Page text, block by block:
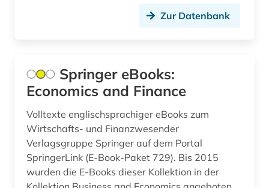
audio recordings (1)
audioführung (1)
audiovisuelle medien (2)
audiovisuelles material (4)
audiovisuelles medium (1)
Zur Datenbank
Springer eBooks:
Economics and Finance
Volltexte englischsprachiger eBooks zum
Wirtschafts- und Finanzwesender
Verlagsgruppe Springer auf dem Portal
SpringerLink (E-Book-Paket 729). Bis 2015
wurden die E-Books dieser Kollektion in der